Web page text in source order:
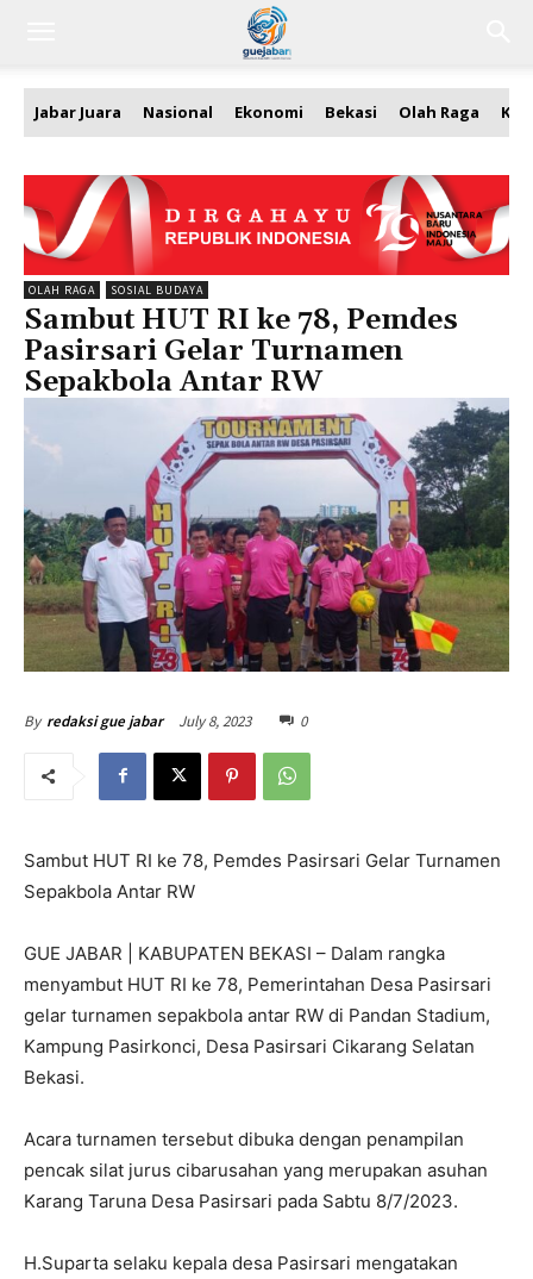
Jabar Juara Nasional Ekonomi Bekasi Olah Raga
OLAH RAGA SOSIAL BUDAYA
Sambut HUT RI ke 78, Pemdes
Pasirsari Gelar Turnamen
Sepakbola Antar RW
By redaksi gue jabar July 8, 2023 0
Sambut HUT RI ke 78, Pemdes Pasirsari Gelar Turnamen
Sepakbola Antar RW
GUE JABAR | KABUPATEN BEKASI – Dalam rangka
menyambut HUT RI ke 78, Pemerintahan Desa Pasirsari
gelar turnamen sepakbola antar RW di Pandan Stadium,
Kampung Pasirkonci, Desa Pasirsari Cikarang Selatan
Bekasi.
Acara turnamen tersebut dibuka dengan penampilan
pencak silat jurus cibarusahan yang merupakan asuhan
Karang Taruna Desa Pasirsari pada Sabtu 8/7/2023.
H.Suparta selaku kepala desa Pasirsari mengatakan